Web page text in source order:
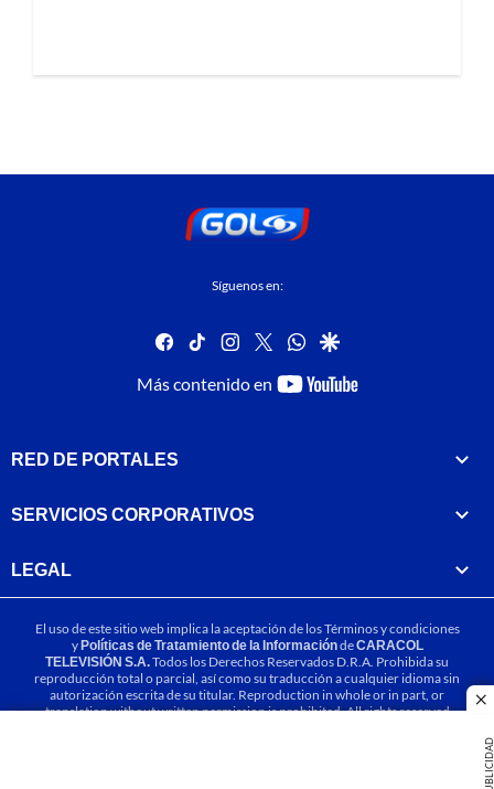
PUBLICIDAD
Síguenos en:
facebook
tiktok instagram
twitterwhatsapp
google
Más contenido en
youtube-
RED DE PORTALES
SERVICIOS CORPORATIVOS
LEGAL
El uso de este sitio web implica la aceptación de losTérminos y condiciones
yPolíticas de Tratamiento de la InformacióndeCARACOL
TELEVISIÓN S.A.Todos los Derechos Reservados D.R.A. Prohibida su
reproducción total o parcial, así como su traducción a cualquier idioma sin
autorización escrita de su titular. Reproduction in whole or in part, or
translation without written permission is prohibited. All rights reserved